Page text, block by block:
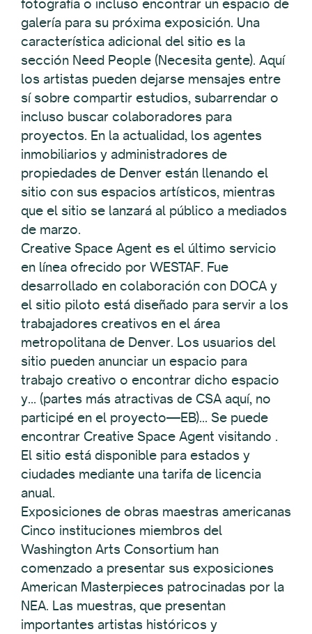
fotografía o incluso encontrar un espacio de
galería para su próxima exposición. Una
característica adicional del sitio es la
sección Need People (Necesita gente). Aquí
los artistas pueden dejarse mensajes entre
sí sobre compartir estudios, subarrendar o
incluso buscar colaboradores para
proyectos. En la actualidad, los agentes
inmobiliarios y administradores de
propiedades de Denver están llenando el
sitio con sus espacios artísticos, mientras
que el sitio se lanzará al público a mediados
de marzo.
Creative Space Agent es el último servicio
en línea ofrecido por WESTAF. Fue
desarrollado en colaboración con DOCA y
el sitio piloto está diseñado para servir a los
trabajadores creativos en el área
metropolitana de Denver. Los usuarios del
sitio pueden anunciar un espacio para
trabajo creativo o encontrar dicho espacio
y... (partes más atractivas de CSA aquí, no
participé en el proyecto—EB)... Se puede
encontrar Creative Space Agent visitando .
El sitio está disponible para estados y
ciudades mediante una tarifa de licencia
anual.
Exposiciones de obras maestras americanas
Cinco instituciones miembros del
Washington Arts Consortium han
comenzado a presentar sus exposiciones
American Masterpieces patrocinadas por la
NEA. Las muestras, que presentan
importantes artistas históricos y